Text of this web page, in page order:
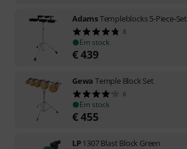
AdamsTempleblocks 5-Piece-Set
8
Em stock
€439
Gewa Temple Block Set
6
Em stock
€455
LP1307 Blast Block Green